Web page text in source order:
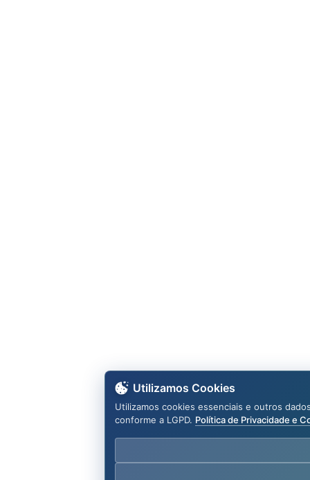
Utilizamos Cookies
Utilizamos cookies essenciais e outros
conforme a LGPD. Política de Privacidade e